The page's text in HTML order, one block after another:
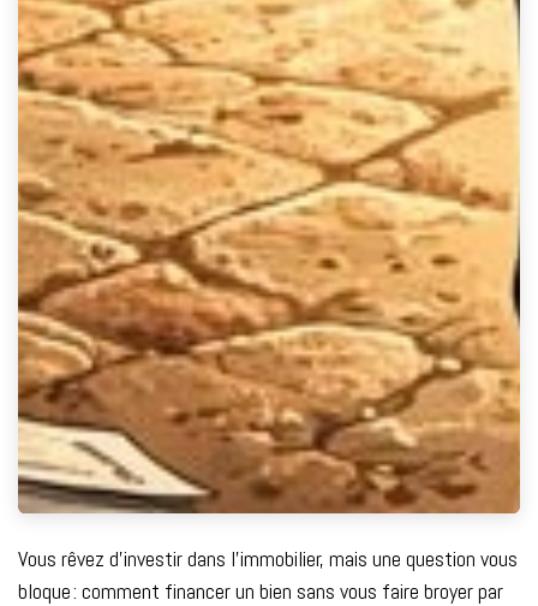
Vous rêvez d’investir dans l’immobilier, mais une question vous
bloque : comment financer un bien sans vous faire broyer par